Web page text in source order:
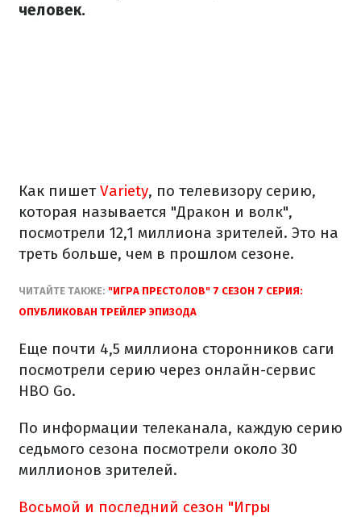
человек.
Как пишетVariety, по телевизору серию,
которая называется "Дракон и волк",
посмотрели 12,1 миллиона зрителей. Это на
треть больше, чем в прошлом сезоне.
ЧИТАЙТЕ ТАКЖЕ: "ИГРА ПРЕСТОЛОВ" 7 СЕЗОН 7 СЕРИЯ:
ОПУБЛИКОВАН ТРЕЙЛЕР ЭПИЗОДА
Еще почти 4,5 миллиона сторонников саги
посмотрели серию через онлайн-сервис
HBO Go.
По информации телеканала, каждую серию
седьмого сезона посмотрели около 30
миллионов зрителей.
Восьмой и последний сезон "Игры